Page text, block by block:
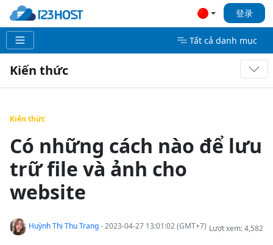
登录
Tất cả danh mục
Kiến thức
Kiến thức
Có những cách nào để lưu
trữ file và ảnh cho
website
Lượt xem: 4,582
Huỳnh Thị Thu Trang- 2023-04-27 13:01:02 (GMT+7)